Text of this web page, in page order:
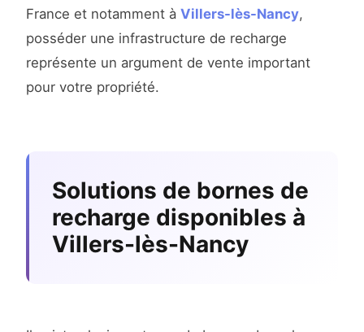
France et notamment à Villers-lès-Nancy,
posséder une infrastructure de recharge
représente un argument de vente important
pour votre propriété.
Solutions de bornes de
recharge disponibles à
Villers-lès-Nancy